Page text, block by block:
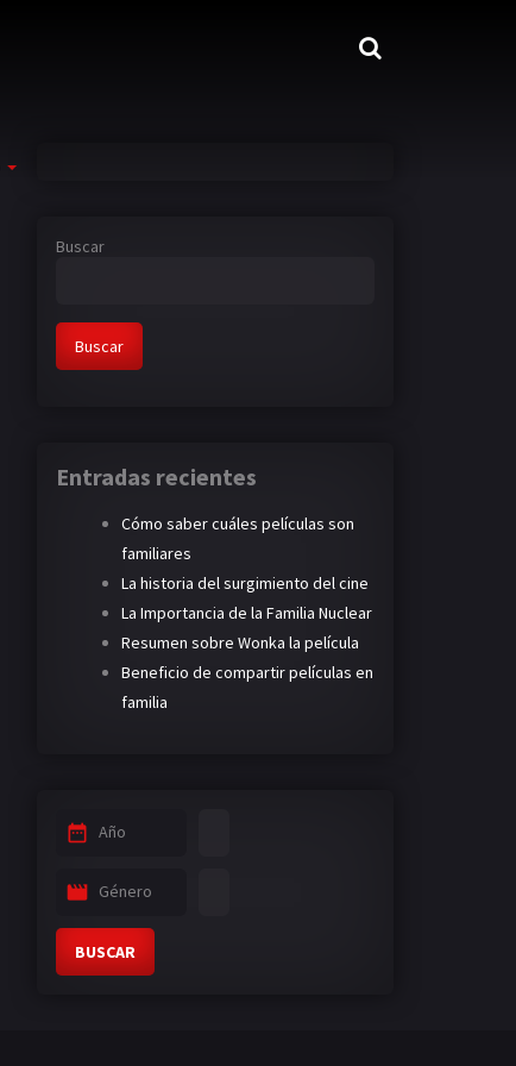
Buscar
Buscar
Entradas recientes
Cómo saber cuáles películas son
familiares
La historia del surgimiento del cine
La Importancia de la Familia Nuclear
Resumen sobre Wonka la película
Beneficio de compartir películas en
familia
Año
Género
BUSCAR